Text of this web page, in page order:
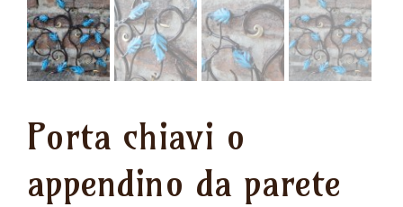
Porta chiavi o
appendino da parete